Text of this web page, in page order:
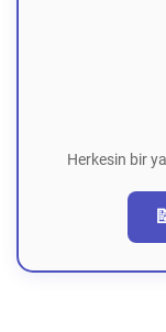
Herkesin bir